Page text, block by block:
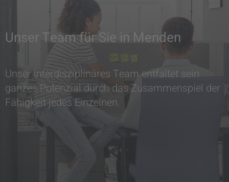
Unser Team für Sie in Menden
Unser interdisziplinäres Team entfaltet sein
ganzes Potenzial durch das Zusammenspiel der
Fähigkeit jedes Einzelnen.